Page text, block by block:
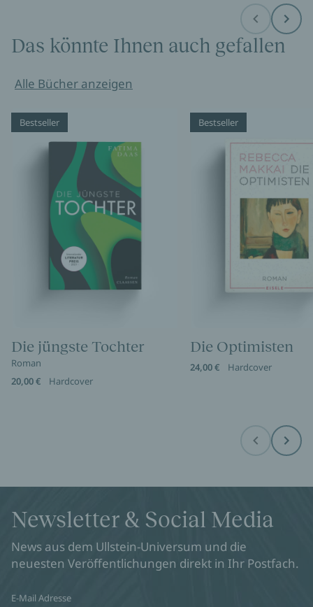
Before Next
Das könnte Ihnen auch gefallen
Alle Bücher anzeigen
Bestseller
Die jüngste Tochter
Roman
20,00 €
Hardcover
Bestseller
Die Optimisten
24,00 € Hardcover
Before Next
Newsletter & Social Media
News aus dem Ullstein-Universum und die
neuesten Veröffentlichungen direkt in Ihr Postfach.
E-Mail Adresse